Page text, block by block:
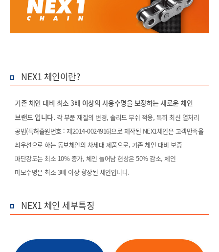
NEX1 체인이란?
기존 체인 대비 최소 3배 이상의 사용수명을 보장하는 새로운 체인
브랜드 입니다. 각 부품 재질의 변경, 솔리드 부쉬 적용, 특히 최신 열처리
공법(특허출원번호 : 제2014-0024916)으로 제작된 NEX1체인은 고객만족을
최우선으로 하는 동보체인의 차세대 제품으로, 기존 체인 대비 보증
파단강도는 최소 10% 증가, 체인 늘어남 현상은 50% 감소, 체인
마모수명은 최소 3배 이상 향상된 체인입니다.
NEX1 체인 세부특징